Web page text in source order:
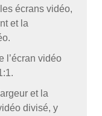
écrans vidéo,
et la
l’écran vidéo
et la
divisé, y